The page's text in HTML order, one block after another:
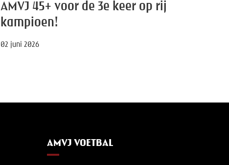
AMVJ 45+ voor de 3e keer op rij
kampioen!
02 juni 2026
AMVJ VOETBAL